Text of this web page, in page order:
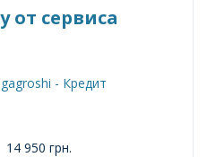
от сервиса
14 950 грн.